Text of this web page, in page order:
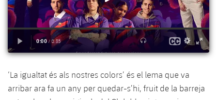
Serveis Mèdics
Accessibilitat
Acreditacions
Instal·lacions
SUB8 B
Fotos
Història
Palmarès
Fotos
Infantil A
Infantil B
Entrades
Resultats
Jugadors
Calendari
Resultats
Jugadors
Classificació
plusicon
més
Actualitat
Juvenil
Cadet
Infantil
Campus Verano
PLUSICON
MÉS
Primer equip
plusicon
més
‘La igualtat és als nostres colors’ és el lema que va
arribar ara fa un any per quedar-s’hi, fruit de la barreja